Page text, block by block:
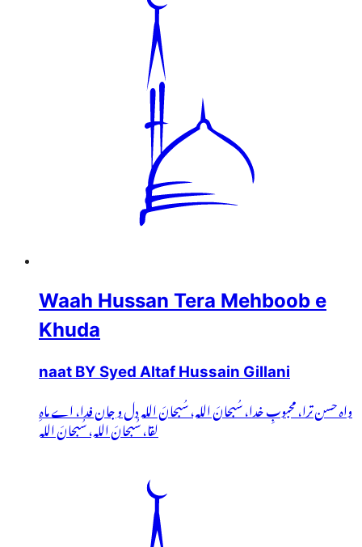
Waah Hussan Tera Mehboob e
Khuda
naat BY Syed Altaf Hussain Gillani
واہ حسن ترا، محبوبِ خدا، سُبحانَ اللہ، سُبحانَ اللہ دل و جان فدا، اے ماہِ
لقا، سُبحانَ اللہ، سُبحانَ اللہ